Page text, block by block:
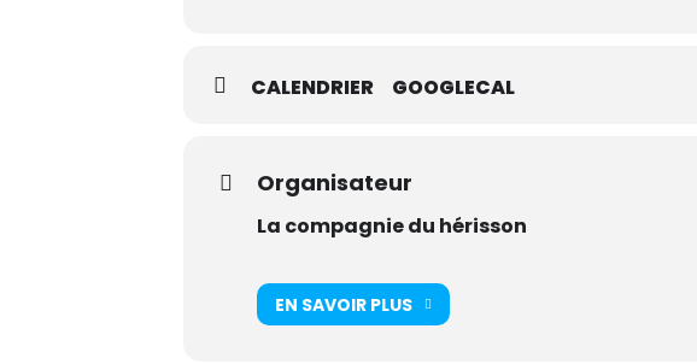
CALENDRIER GOOGLECAL
Organisateur
La compagnie du hérisson
EN SAVOIR PLUS